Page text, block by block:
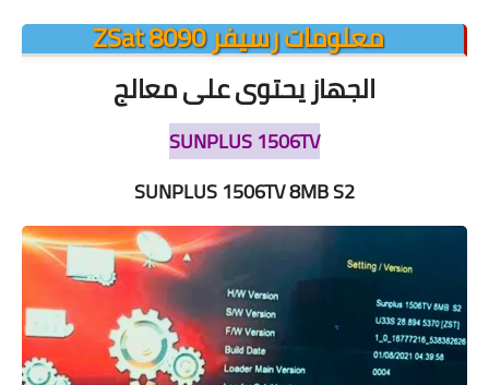
معلومات رسيفر ZSat 8090
الجهاز يحتوى على معالج
SUNPLUS 1506TV
SUNPLUS 1506TV 8MB S2